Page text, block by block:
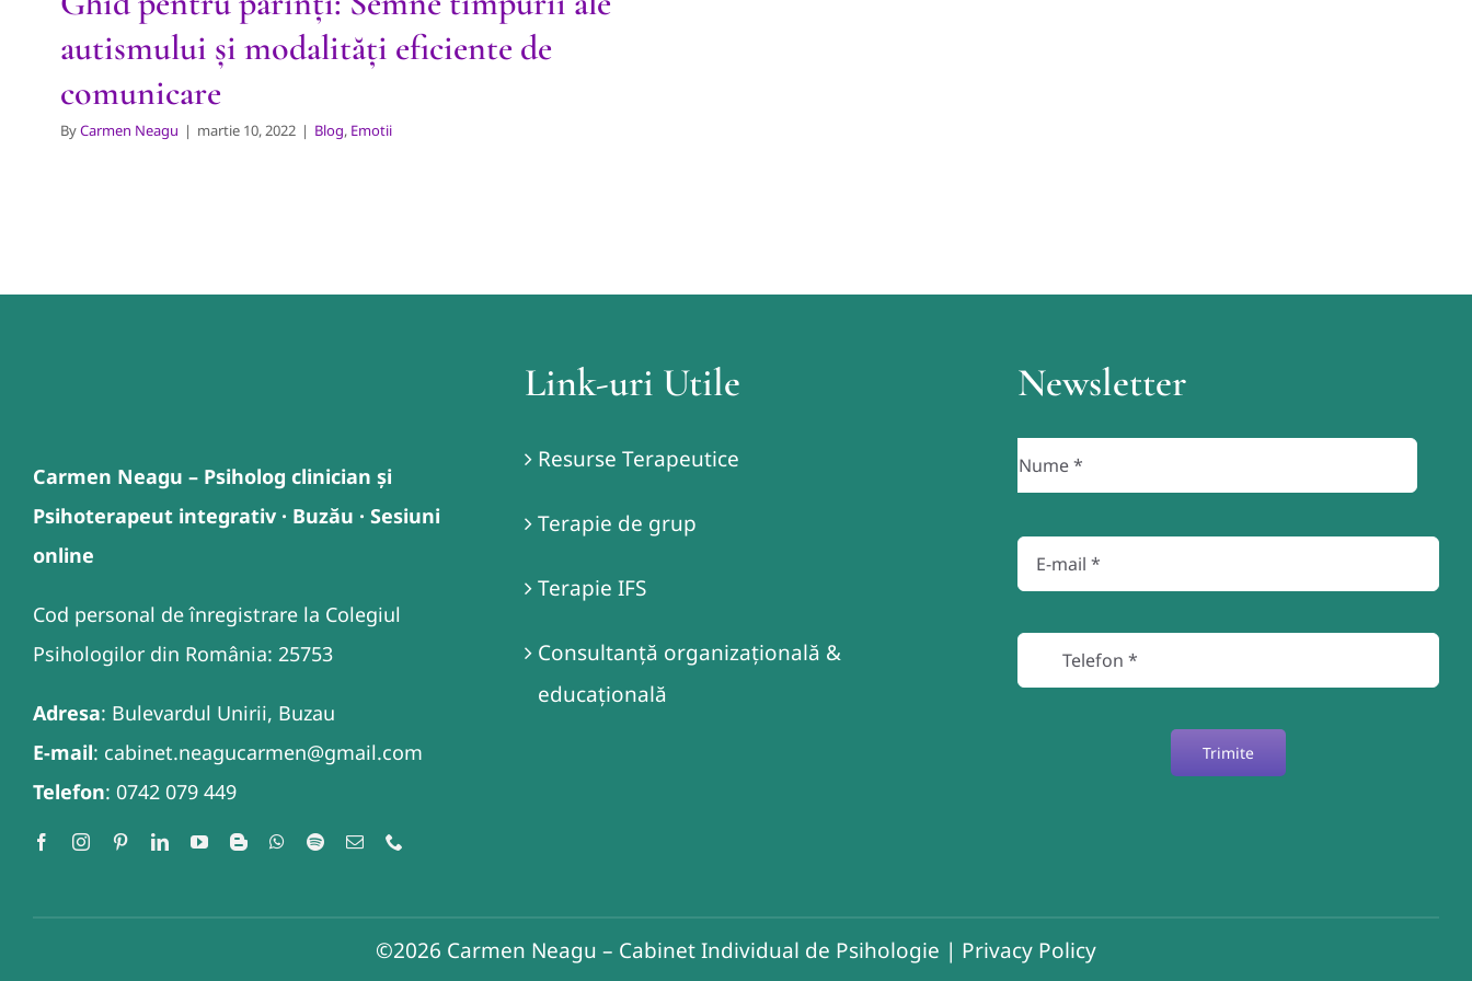
autismului și modalități eficiente de
comunicare
ByCarmen Neagu | martie 10, 2022 | Blog, Emotii
Carmen Neagu – Psiholog clinician și
Psihoterapeut integrativ · Buzău · Sesiuni
online
Cod personal de înregistrare la Colegiul
Psihologilor din România: 25753
Adresa: Bulevardul Unirii, Buzau
E-mail: cabinet.neagucarmen@gmail.com
Telefon: 0742 079 449
Link-uri Utile
Resurse Terapeutice
Terapie de grup
Terapie IFS
Consultanță organizațională &
educațională
Newsletter
Trimite
©2026 Carmen Neagu – Cabinet Individual de Psihologie | Privacy Policy